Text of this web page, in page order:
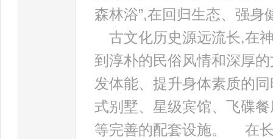
森林浴”,在回归生态、强
古文化历史源远流长,在
到淳朴的民俗风情和深厚
发体能、提升身体素质的
式别墅、星级宾馆、飞碟
等完善的配套设施。 在长